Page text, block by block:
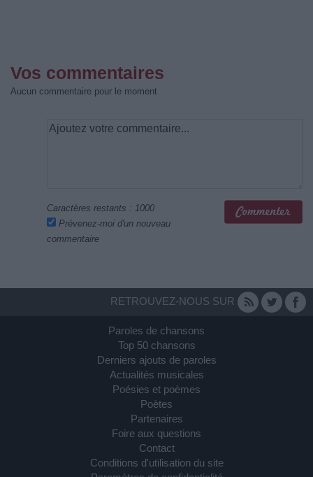
Vos commentaires
Aucun commentaire pour le moment
Caractères restants : 1000
Prévenez-moi d'un nouveau
commentaire
RETROUVEZ-NOUS SUR
Paroles de chansons
Top 50 chansons
Derniers ajouts de paroles
Actualités musicales
Poésies et poèmes
Poètes
Partenaires
Foire aux questions
Contact
Conditions d'utilisation du site